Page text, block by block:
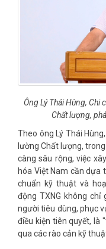
Ông Lý Thái Hùng,
Chất lượng,
Theo ông Lý Thái
lường Chất lượng,
càng sâu rộng, việc
hóa Việt Nam cần dựa
chuẩn kỹ thuật và
động TXNG không
người tiêu dùng, phục
điều kiện tiên quyết, là
qua các rào cản kỹ